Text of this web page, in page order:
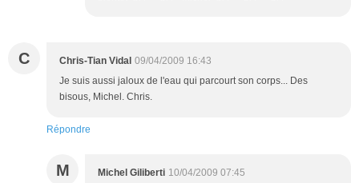
C Chris-Tian Vidal 09/04/2009 16:43
Je suis aussi jaloux de l'eau qui parcourt son corps... Des
bisous, Michel. Chris.
Répondre
M Michel Giliberti 10/04/2009 07:45